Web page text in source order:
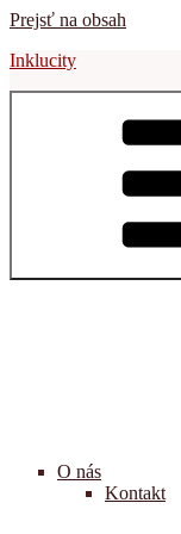
Prejsť na obsah
Inklucity
O nás
Kontakt